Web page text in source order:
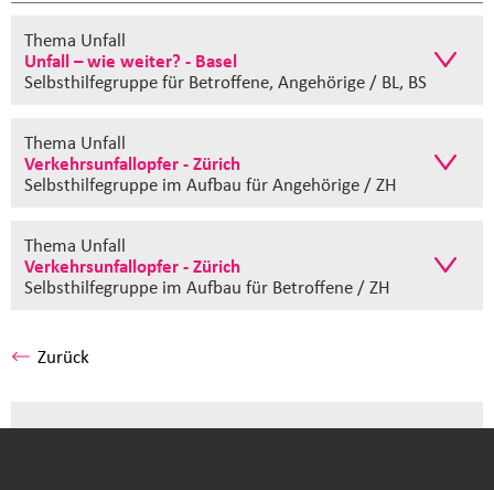
Thema Unfall
Unfall – wie weiter? - Basel
Selbsthilfegruppefür Betroffene, Angehörige / BL, BS
Thema Unfall
Verkehrsunfallopfer - Zürich
Selbsthilfegruppe im Aufbau für Angehörige / ZH
Thema Unfall
Verkehrsunfallopfer - Zürich
Selbsthilfegruppe im Aufbau für Betroffene / ZH
Zurück